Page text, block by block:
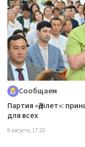
Сообщаем
Партия «Әділет»:
для всех
8 августа, 17:20